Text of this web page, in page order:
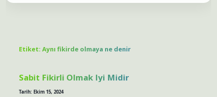
Etiket: Aynı fikirde olmaya ne denir
Sabit Fikirli Olmak Iyi Midir
Tarih: Ekim 15, 2024